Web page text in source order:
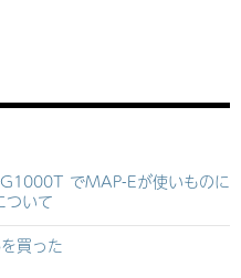
でMAP-Eが使いものに
ついて
買った